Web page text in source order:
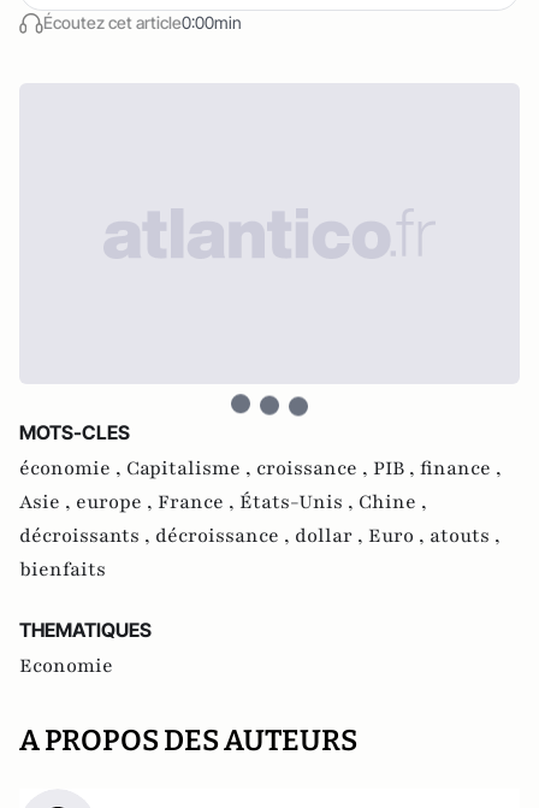
Écoutez cet article0:00min
MOTS-CLES
économie , Capitalisme , croissance , PIB , finance ,
Asie , europe , France , États-Unis , Chine ,
décroissants , décroissance , dollar , Euro , atouts ,
bienfaits
THEMATIQUES
Economie
A PROPOS DES AUTEURS